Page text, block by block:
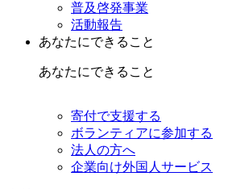
普及啓発事業
活動報告
あなたにできること
あなたにできること
寄付で支援する
ボランティアに参加する
法人の方へ
企業向け外国人サービス